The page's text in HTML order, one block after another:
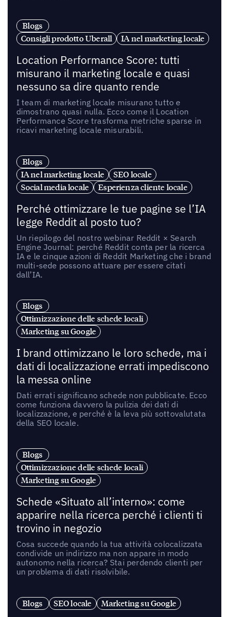
Blogs
Consigli prodotto Uberall
IA nel marketing locale
Location Performance Score: tutti
misurano il marketing locale e quasi
nessuno sa dire quanto rende
I team di marketing locale misurano tutto e
dimostrano quasi nulla. Ecco come il Location
Performance Score trasforma metriche sparse in
ricavi marketing locale misurabili.
Blogs
IA nel marketing locale
SEO locale
Social media locale
Esperienza cliente locale
Perché ottimizzare le tue pagine se l’IA
legge Reddit al posto tuo?
Un riepilogo del nostro webinar Reddit × Search
Engine Journal: perché Reddit conta per la ricerca
IA e le cinque azioni di Reddit Marketing che i brand
multi-sede possono attuare per essere citati
dall’IA.
Blogs
Ottimizzazione delle schede locali
Marketing su Google
I brand ottimizzano le loro schede, ma i
dati di localizzazione errati impediscono
la messa online
Dati errati significano schede non pubblicate. Ecco
come funziona davvero la pulizia dei dati di
localizzazione, e perché è la leva più sottovalutata
della SEO locale.
Blogs
Ottimizzazione delle schede locali
Marketing su Google
Schede «Situato all’interno»: come
apparire nella ricerca perché i clienti ti
trovino in negozio
Cosa succede quando la tua attività colocalizzata
condivide un indirizzo ma non appare in modo
autonomo nella ricerca? Stai perdendo clienti per
un problema di dati risolvibile.
Blogs SEO locale Marketing su Google